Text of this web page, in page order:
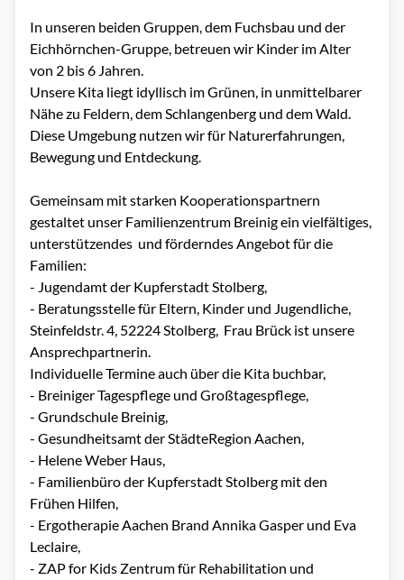
In unseren beiden Gruppen, dem Fuchsbau und der
Eichhörnchen-Gruppe, betreuen wir Kinder im Alter
von 2 bis 6 Jahren.
Unsere Kita liegt idyllisch im Grünen, in unmittelbarer
Nähe zu Feldern, dem Schlangenberg und dem Wald.
Diese Umgebung nutzen wir für Naturerfahrungen,
Bewegung und Entdeckung.
Gemeinsam mit starken Kooperationspartnern
gestaltet unser Familienzentrum Breinig ein vielfältiges,
unterstützendes  und förderndes Angebot für die
Familien:
- Jugendamt der Kupferstadt Stolberg,
- Beratungsstelle für Eltern, Kinder und Jugendliche,
Steinfeldstr. 4, 52224 Stolberg,  Frau Brück ist unsere
Ansprechpartnerin.
Individuelle Termine auch über die Kita buchbar,
- Breiniger Tagespflege und Großtagespflege,
- Grundschule Breinig,
- Gesundheitsamt der StädteRegion Aachen,
- Helene Weber Haus,
- Familienbüro der Kupferstadt Stolberg mit den
Frühen Hilfen,
- Ergotherapie Aachen Brand Annika Gasper und Eva
Leclaire,
- ZAP for Kids Zentrum für Rehabilitation und